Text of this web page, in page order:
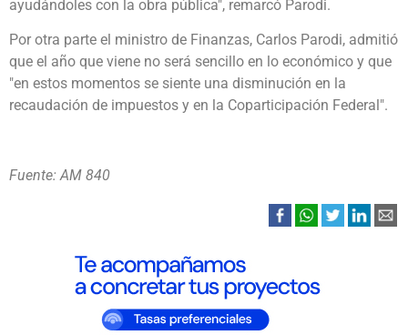
ayudándoles con la obra pública", remarcó Parodi.
Por otra parte el ministro de Finanzas, Carlos Parodi, admitió
que el año que viene no será sencillo en lo económico y que
"en estos momentos se siente una disminución en la
recaudación de impuestos y en la Coparticipación Federal".
Fuente: AM 840